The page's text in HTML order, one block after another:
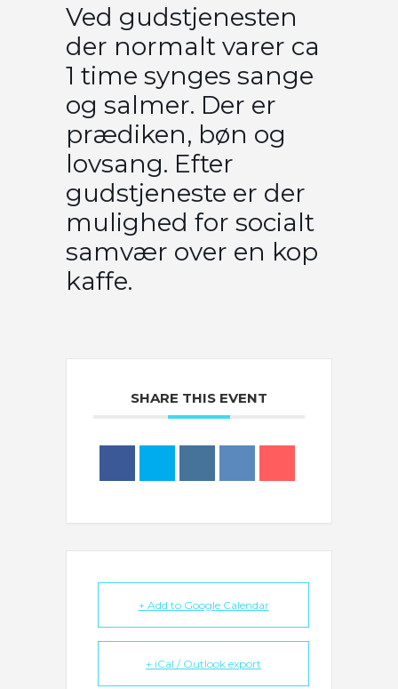
Ved gudstjenesten
der normalt varer ca
1 time synges sange
og salmer. Der er
prædiken, bøn og
lovsang. Efter
gudstjeneste er der
mulighed for socialt
samvær over en kop
kaffe.
SHARE THIS EVENT
+ Add to Google Calendar
+ iCal / Outlook export